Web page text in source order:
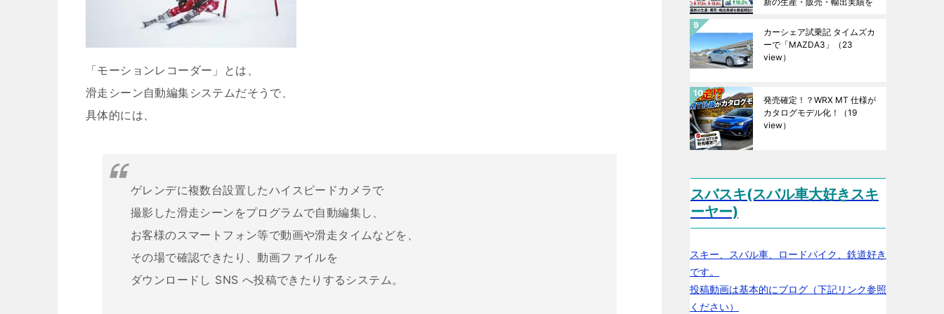
「モーションレコーダー」とは、
滑走シーン自動編集システムだそうで、
具体的には、
ゲレンデに複数台設置したハイスピードカメラで
撮影した滑走シーンをプログラムで自動編集し、
お客様のスマートフォン等で動画や滑走タイムなどを、
その場で確認できたり、動画ファイルを
ダウンロードし SNS へ投稿できたりするシステム。
カーシェア試乗記 タイムズカ
ーで「MAZDA3」
（23
view）
発売確定！？WRX MT 仕様が
カタログモデル化！
（19
view）
スバスキ(スバル車大好きスキ
ーヤー)
スキー、スバル車、ロードバイク、鉄道好き
です。
投稿動画は基本的にブログ（下記リンク参照
ください）